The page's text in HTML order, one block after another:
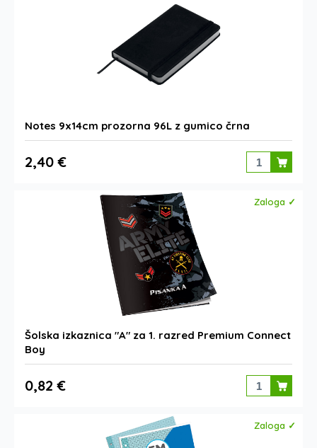
Notes 9x14cm prozorna 96L z gumico črna
2,40 €
Zaloga ✓
Šolska izkaznica "A" za 1. razred Premium Connect
Boy
0,82 €
Zaloga ✓